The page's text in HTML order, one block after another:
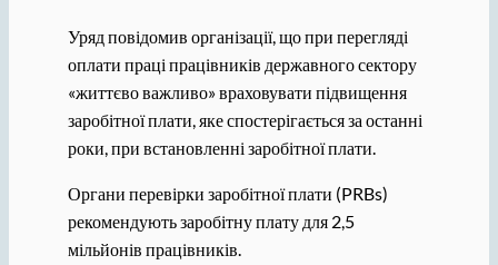
Уряд повідомив організації, що при перегляді
оплати праці працівників державного сектору
«життєво важливо» враховувати підвищення
заробітної плати, яке спостерігається за останні
роки, при встановленні заробітної плати.
Органи перевірки заробітної плати (PRBs)
рекомендують заробітну плату для 2,5
мільйонів працівників.